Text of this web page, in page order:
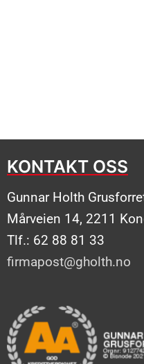
KONTAKT OSS
Gunnar Holth
Mårveien 14, 2211
Tlf.: 62 88 81 33
firmapost@gholth.no